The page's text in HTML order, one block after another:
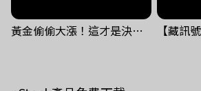
黃金偷偷大漲！這才是決定台股生死的「真風向球」！｜Mr.Jimmy高志銘 #黃金 #美元指數 #聯準會